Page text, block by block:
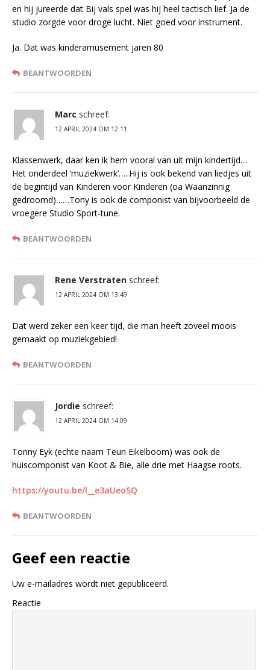
en hij jureerde dat Bij vals spel was hij heel tactisch lief. Ja de
studio zorgde voor droge lucht. Niet goed voor instrument.
Ja. Dat was kinderamusement jaren 80
BEANTWOORDEN
Marc schreef:
12 APRIL 2024 OM 12:11
Klassenwerk, daar ken ik hem vooral van uit mijn kindertijd…
Het onderdeel ‘muziekwerk’…..Hij is ook bekend van liedjes uit
de begintijd van Kinderen voor Kinderen (oa Waanzinnig
gedroomd)……Tony is ook de componist van bijvoorbeeld de
vroegere Studio Sport-tune.
BEANTWOORDEN
Rene Verstraten schreef:
12 APRIL 2024 OM 13:49
Dat werd zeker een keer tijd, die man heeft zoveel moois
gemaakt op muziekgebied!
BEANTWOORDEN
Jordie schreef:
12 APRIL 2024 OM 14:09
Tonny Eyk (echte naam Teun Eikelboom) was ook de
huiscomponist van Koot & Bie, alle drie met Haagse roots.
https://youtu.be/l__e3aUeoSQ
BEANTWOORDEN
Geef een reactie
Uw e-mailadres wordt niet gepubliceerd.
Reactie